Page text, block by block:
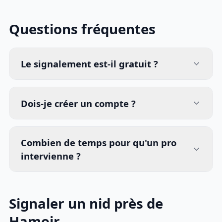
Questions fréquentes
Le signalement est-il gratuit ?
Dois-je créer un compte ?
Combien de temps pour qu'un pro
intervienne ?
Signaler un nid près de